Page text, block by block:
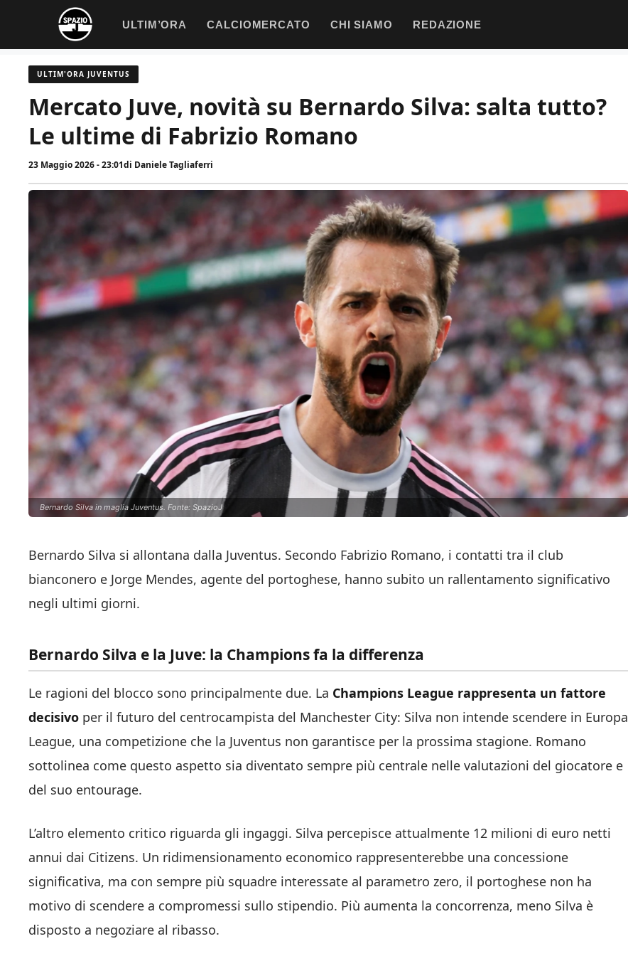
contenuto
ULTIM’ORA CALCIOMERCATO CHI SIAMO REDAZIONE
ULTIM'ORA JUVENTUS
Mercato Juve, novità su Bernardo Silva: salta tutto?
Le ultime di Fabrizio Romano
23 Maggio 2026 - 23:01di Daniele Tagliaferri
Bernardo Silva in maglia Juventus. Fonte: SpazioJ
Bernardo Silva si allontana dalla Juventus. Secondo Fabrizio Romano, i contatti tra il club
bianconero e Jorge Mendes, agente del portoghese, hanno subito un rallentamento significativo
negli ultimi giorni.
Bernardo Silva e la Juve: la Champions fa la differenza
Le ragioni del blocco sono principalmente due. La Champions League rappresenta un fattore
decisivo per il futuro del centrocampista del Manchester City: Silva non intende scendere in Europa
League, una competizione che la Juventus non garantisce per la prossima stagione. Romano
sottolinea come questo aspetto sia diventato sempre più centrale nelle valutazioni del giocatore e
del suo entourage.
L’altro elemento critico riguarda gli ingaggi. Silva percepisce attualmente 12 milioni di euro netti
annui dai Citizens. Un ridimensionamento economico rappresenterebbe una concessione
significativa, ma con sempre più squadre interessate al parametro zero, il portoghese non ha
motivo di scendere a compromessi sullo stipendio. Più aumenta la concorrenza, meno Silva è
disposto a negoziare al ribasso.